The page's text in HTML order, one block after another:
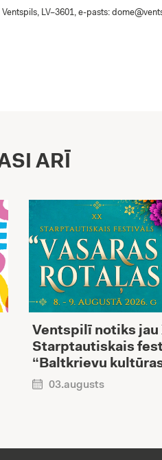
LV–3601, e-pasts:
ARĪ
Ventspilī notiks jau
Starptautiskais
“Baltkrievu
03.augusts